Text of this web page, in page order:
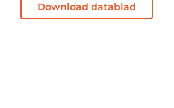
unionspakning,
Download datablad